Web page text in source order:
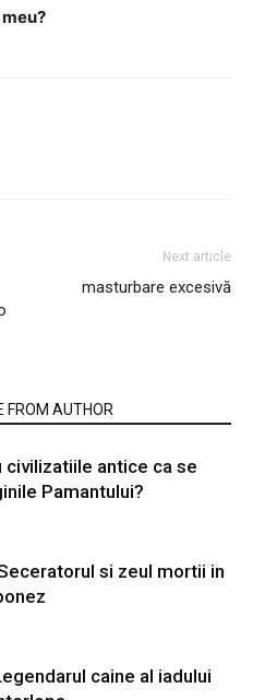
Next article
masturbare excesivă
FROM AUTHOR
civilizatiile antice ca se
Pamantului?
si zeul mortii in
caine al iadului